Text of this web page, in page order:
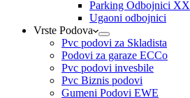
Parking Odbojnici XX
Ugaoni odbojnici
Vrste Podova
Pvc podovi za Skladista
Podovi za garaze ECCo
Pvc podovi invesbile
Pvc Biznis podovi
Gumeni Podovi EWE